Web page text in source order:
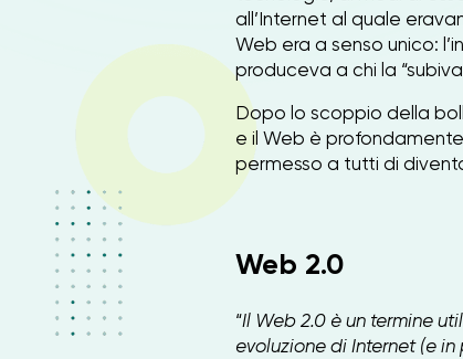
all’Internet al quale
Web era a senso unico:
produceva a chi la
Dopo lo scoppio della
e il Web è
permesso a tutti di
Web 2.0
“Il Web 2.0 è un termine
evoluzione di Internet (e